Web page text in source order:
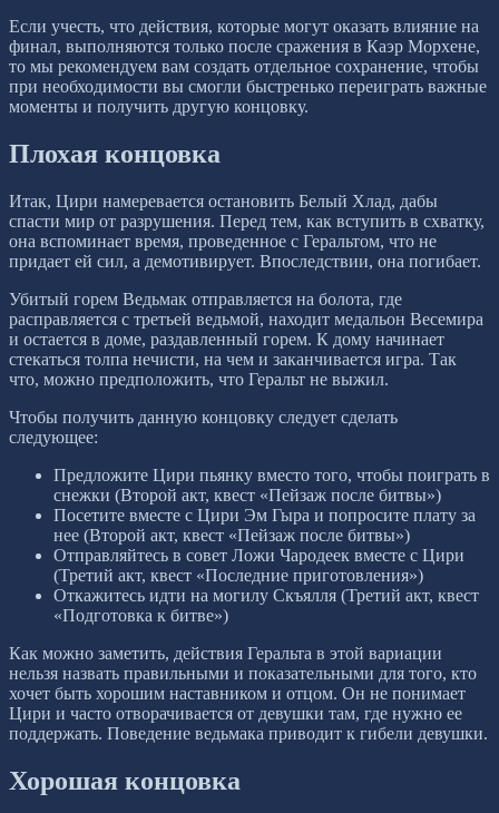
Если учесть, что действия, которые могут оказать влияние на
финал, выполняются только после сражения в Каэр Морхене,
то мы рекомендуем вам создать отдельное сохранение, чтобы
при необходимости вы смогли быстренько переиграть важные
моменты и получить другую концовку.
Плохая концовка
Итак, Цири намеревается остановить Белый Хлад, дабы
спасти мир от разрушения. Перед тем, как вступить в схватку,
она вспоминает время, проведенное с Геральтом, что не
придает ей сил, а демотивирует. Впоследствии, она погибает.
Убитый горем Ведьмак отправляется на болота, где
расправляется с третьей ведьмой, находит медальон Весемира
и остается в доме, раздавленный горем. К дому начинает
стекаться толпа нечисти, на чем и заканчивается игра. Так
что, можно предположить, что Геральт не выжил.
Чтобы получить данную концовку следует сделать
следующее:
Предложите Цири пьянку вместо того, чтобы поиграть в
снежки (Второй акт, квест «Пейзаж после битвы»)
Посетите вместе с Цири Эм Гыра и попросите плату за
нее (Второй акт, квест «Пейзаж после битвы»)
Отправляйтесь в совет Ложи Чародеек вместе с Цири
(Третий акт, квест «Последние приготовления»)
Откажитесь идти на могилу Скъялля (Третий акт, квест
«Подготовка к битве»)
Как можно заметить, действия Геральта в этой вариации
нельзя назвать правильными и показательными для того, кто
хочет быть хорошим наставником и отцом. Он не понимает
Цири и часто отворачивается от девушки там, где нужно ее
поддержать. Поведение ведьмака приводит к гибели девушки.
Хорошая концовка